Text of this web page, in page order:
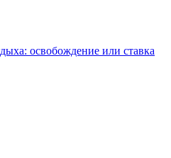
освобождение или ставка